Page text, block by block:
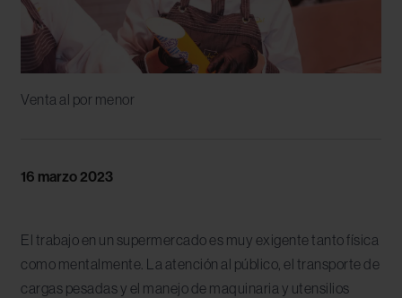
Venta al por menor
16 marzo 2023
El trabajo en un supermercado es muy exigente tanto física
como mentalmente. La atención al público, el transporte de
cargas pesadas y el manejo de maquinaria y utensilios